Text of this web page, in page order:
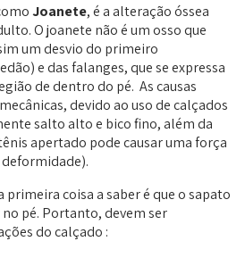
Joanete, é a alteração óssea
O joanete não é um osso que
um desvio do primeiro
e das falanges, que se expressa
de dentro do pé. As causas
devido ao uso de calçados
salto alto e bico fino, além da
apertado pode causar uma força
deformidade).
coisa a saber é que o sapato
pé. Portanto, devem ser
do calçado :